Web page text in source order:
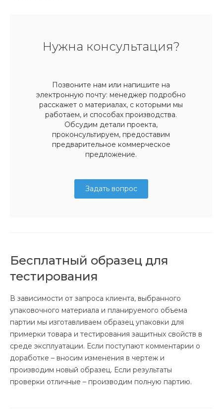
Нужна консультация?
Позвоните нам или напишите на
электронную почту: менеджер подробно
расскажет о материалах, с которыми мы
работаем, и способах производства.
Обсудим детали проекта,
проконсультируем, предоставим
предварительное коммерческое
предложение.
Задать вопрос
Бесплатный образец для
тестирования
В зависимости от запроса клиента, выбранного
упаковочного материала и планируемого объема
партии мы изготавливаем образец упаковки для
примерки товара и тестирования защитных свойств в
среде эксплуатации. Если поступают комментарии о
доработке – вносим изменения в чертеж и
производим новый образец. Если результаты
проверки отличные – производим полную партию.